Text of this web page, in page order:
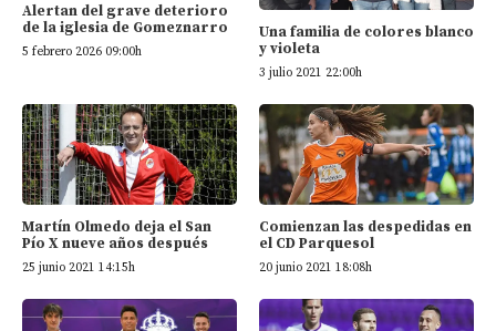
Alertan del grave deterioro
de la iglesia de Gomeznarro
5 febrero 2026 09:00h
Una familia de colores blanco
y violeta
3 julio 2021 22:00h
Martín Olmedo deja el San
Pío X nueve años después
25 junio 2021 14:15h
Comienzan las despedidas en
el CD Parquesol
20 junio 2021 18:08h